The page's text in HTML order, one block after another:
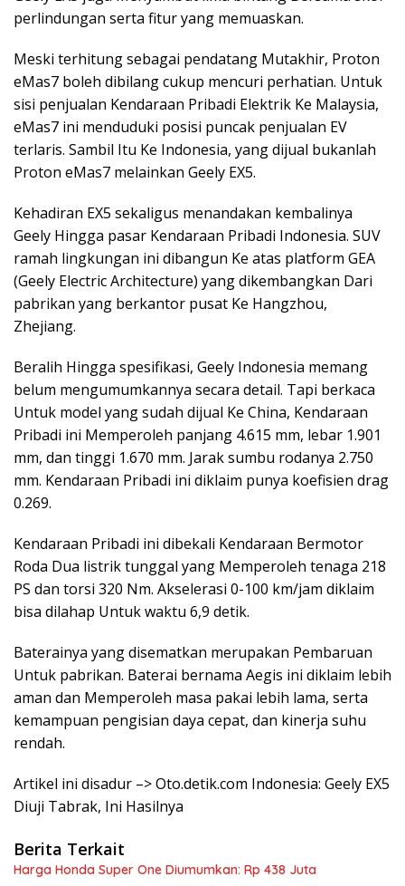
perlindungan serta fitur yang memuaskan.
Meski terhitung sebagai pendatang Mutakhir, Proton
eMas7 boleh dibilang cukup mencuri perhatian. Untuk
sisi penjualan Kendaraan Pribadi Elektrik Ke Malaysia,
eMas7 ini menduduki posisi puncak penjualan EV
terlaris. Sambil Itu Ke Indonesia, yang dijual bukanlah
Proton eMas7 melainkan Geely EX5.
Kehadiran EX5 sekaligus menandakan kembalinya
Geely Hingga pasar Kendaraan Pribadi Indonesia. SUV
ramah lingkungan ini dibangun Ke atas platform GEA
(Geely Electric Architecture) yang dikembangkan Dari
pabrikan yang berkantor pusat Ke Hangzhou,
Zhejiang.
Beralih Hingga spesifikasi, Geely Indonesia memang
belum mengumumkannya secara detail. Tapi berkaca
Untuk model yang sudah dijual Ke China, Kendaraan
Pribadi ini Memperoleh panjang 4.615 mm, lebar 1.901
mm, dan tinggi 1.670 mm. Jarak sumbu rodanya 2.750
mm. Kendaraan Pribadi ini diklaim punya koefisien drag
0.269.
Kendaraan Pribadi ini dibekali Kendaraan Bermotor
Roda Dua listrik tunggal yang Memperoleh tenaga 218
PS dan torsi 320 Nm. Akselerasi 0-100 km/jam diklaim
bisa dilahap Untuk waktu 6,9 detik.
Baterainya yang disematkan merupakan Pembaruan
Untuk pabrikan. Baterai bernama Aegis ini diklaim lebih
aman dan Memperoleh masa pakai lebih lama, serta
kemampuan pengisian daya cepat, dan kinerja suhu
rendah.
Artikel ini disadur –> Oto.detik.com Indonesia: Geely EX5
Diuji Tabrak, Ini Hasilnya
Berita Terkait
Harga Honda Super One Diumumkan: Rp 438 Juta